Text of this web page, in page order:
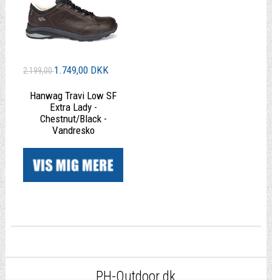
2.199,001.749,00 DKK
Hanwag Travi Low SF
Extra Lady -
Chestnut/Black -
Vandresko
PH-Outdoor.dk